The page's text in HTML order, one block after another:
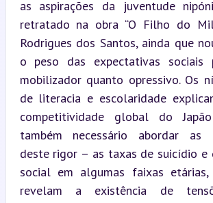
as aspirações da juventude
retratado na obra “O Filho do
Rodrigues dos Santos, ainda que
o peso das expectativas
mobilizador quanto opressivo. Os
de literacia e escolaridade
competitividade global do
também necessário abordar as
deste rigor – as taxas de suicídio e
social em algumas faixas
revelam a existência de